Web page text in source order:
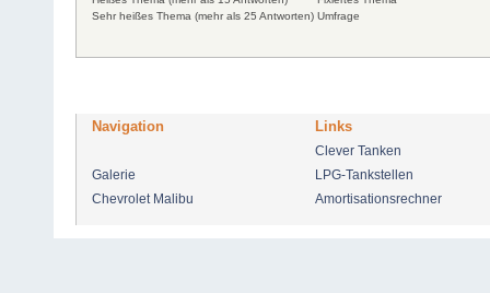
Sehr heißes Thema (mehr als 25 Antworten) Umfrage
Navigation Links
Clever Tanken
Galerie
LPG-Tankstellen
Chevrolet Malibu
Amortisationsrechner